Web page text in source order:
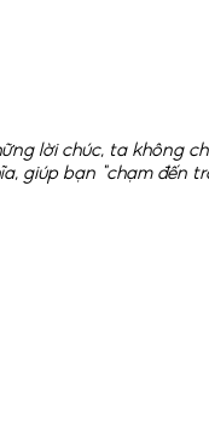
lời chúc, ta không
giúp bạn “chạm đến